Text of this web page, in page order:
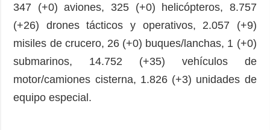
Releases
347 (+0) aviones, 325 (+0) helicópteros, 8.757
(+26) drones tácticos y operativos, 2.057 (+9)
misiles de crucero, 26 (+0) buques/lanchas, 1 (+0)
submarinos, 14.752 (+35) vehículos de
motor/camiones cisterna, 1.826 (+3) unidades de
equipo especial.